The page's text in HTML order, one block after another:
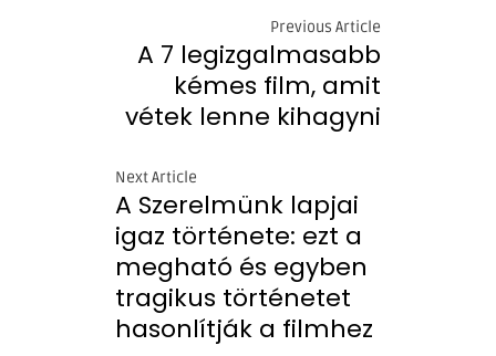
Previous Article
A 7 legizgalmasabb
kémes film, amit
vétek lenne kihagyni
Next Article
A Szerelmünk lapjai
igaz története: ezt a
megható és egyben
tragikus történetet
hasonlítják a filmhez